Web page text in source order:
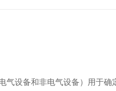
气设备和非电气设备）用于